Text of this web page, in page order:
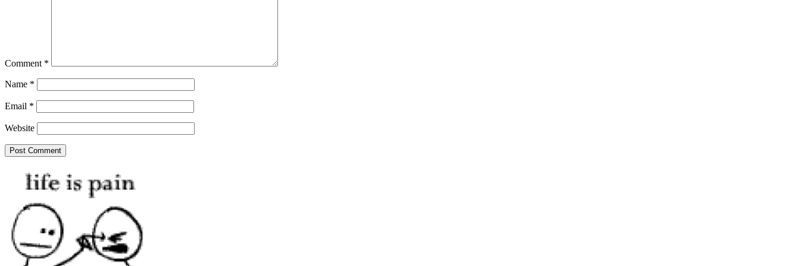
Comment *
Name *
Email *
Website